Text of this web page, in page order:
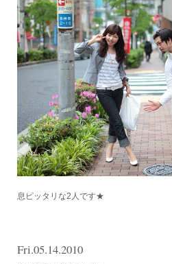
息ピッタリな2人です★
Fri.05.14.2010